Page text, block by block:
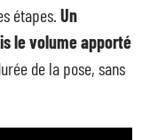
étapes. Un
le volume apporté
de la pose, sans